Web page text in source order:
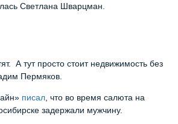
Светлана Шварцман.
А тут просто стоит недвижимость без
Пермяков.
писал, что во время салюта на
задержали мужчину.